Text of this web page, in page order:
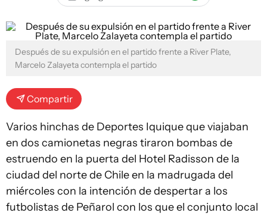
Después de su expulsión en el partido frente a River Plate,
Marcelo Zalayeta contempla el partido
Compartir
Varios hinchas de Deportes Iquique que viajaban
en dos camionetas negras tiraron bombas de
estruendo en la puerta del Hotel Radisson de la
ciudad del norte de Chile en la madrugada del
miércoles con la intención de despertar a los
futbolistas de Peñarol con los que el conjunto local